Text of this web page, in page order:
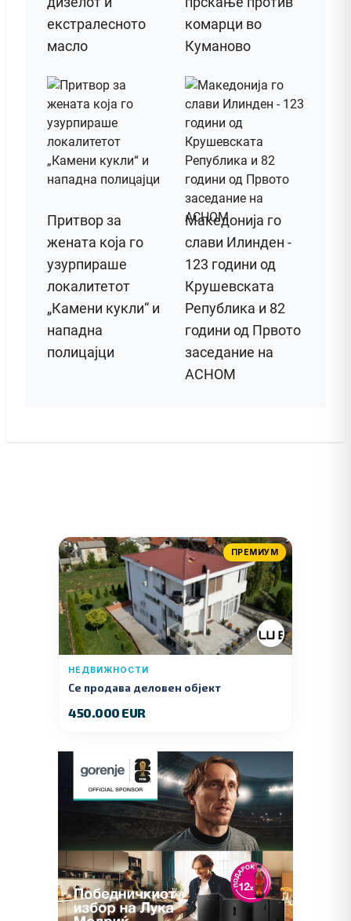
екстралесното
масло
комарци во
Куманово
Притвор за
жената која го
узурпираше
локалитетот
„Камени кукли“ и
нападна
полицајци
Македонија го
слави Илинден -
123 години од
Крушевската
Република и 82
години од Првото
заседание на
АСНОМ
ПРЕМИУМ
НЕДВИЖНОСТИ
Се продава деловен објект
450.000 EUR